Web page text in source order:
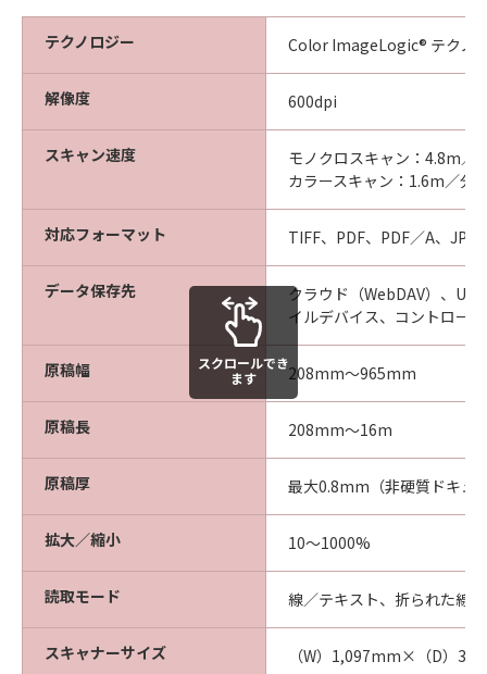
テクノロジー Color ImageLogic® テクノ
解像度 600dpi
スキャン速度
モノクロスキャン：4.8m
カラースキャン：1.6m／分
対応フォーマット TIFF、PDF、PDF／A、
データ保存先
クラウド（WebDAV）、
イルデバイス、コントローラ
原稿幅 208mm～965mm
原稿長 208mm～16m
原稿厚 最大0.8mm（非硬質ドキュ
拡大／縮小 10～1000%
読取モード 線／テキスト、折られた線
スキャナーサイズ （W）1,097mm×（D）
スクロールでき
ます